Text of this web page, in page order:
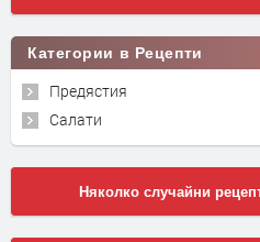
Категории в Рецепти
Предястия
Салати
Няколко случайни